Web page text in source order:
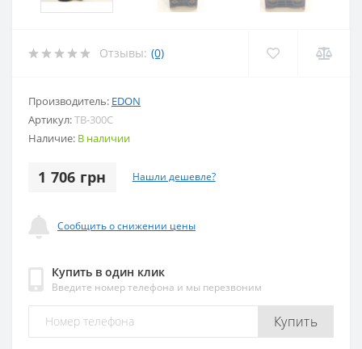
Отзывы: (0)
Производитель: EDON
Артикул:TB-300C
Наличие: В наличии
1 706 грн Нашли дешевле?
Сообщить о снижении цены
Купить в один клик
Введите номер телефона и мы перезвоним
Купить